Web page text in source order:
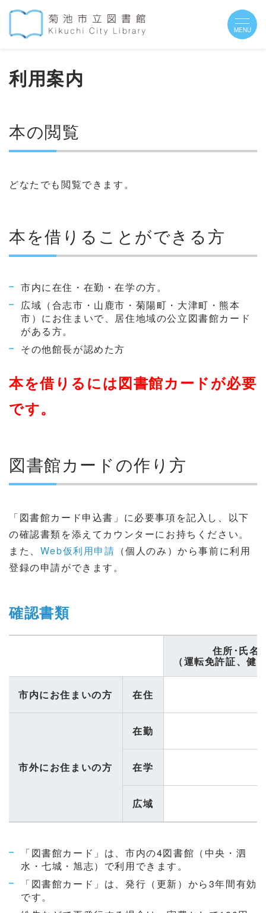
利用案内
本の閲覧
どなたでも閲覧できます。
本を借りることができる方
市内に在住・在勤・在学の方。
広域（合志市・山鹿市・菊陽町・大津町・熊本
市）にお住まいで、居住地域の公立図書館カード
がある方。
その他館長が認めた方
本を借りるには図書館カードが必要
です。
図書館カードの作り方
「図書館カード申込書」に必要事項を記入し、以下
の確認書類を添えてカウンターにお持ちください。
また、 Web仮利用申請 （個人のみ）から事前に利用
登録の申請ができます。
確認書類
住所･氏名
（運転免許証、健
市内にお住まいの方 在住
市外にお住まいの方
在勤
在学
広域
「図書館カード」は、市内の4図書館（中央・泗
水・七城・旭志）で利用できます。
「図書館カード」は、発行（更新）から3年間有効
です。